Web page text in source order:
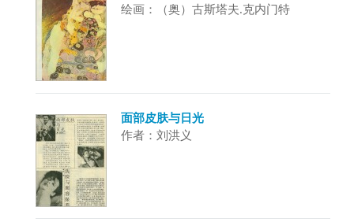
绘画：（奥）古斯塔夫.克内门特
面部皮肤与日光
作者：刘洪义